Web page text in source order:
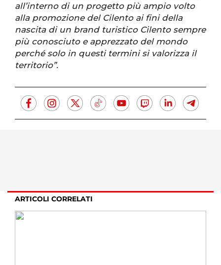
all’interno di un progetto più ampio volto
alla promozione del Cilento ai fini della
nascita di un brand turistico Cilento sempre
più conosciuto e apprezzato del mondo
perché solo in questi termini si valorizza il
territorio”.
ARTICOLI CORRELATI